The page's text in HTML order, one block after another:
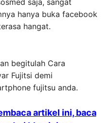
saja, sangat
hanya buka facebook
hangat.
begitulah Cara
Fujitsi demi
fujitsu anda.
artikel ini, baca